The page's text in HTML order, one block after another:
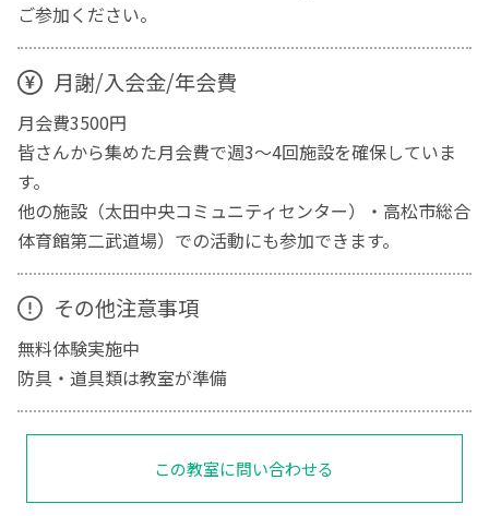
ご参加ください。
月謝/入会金/年会費
月会費3500円
皆さんから集めた月会費で週3～4回施設を確保していま
す。
他の施設（太田中央コミュニティセンター）・高松市総合
体育館第二武道場）での活動にも参加できます。
その他注意事項
無料体験実施中
防具・道具類は教室が準備
この教室に問い合わせる